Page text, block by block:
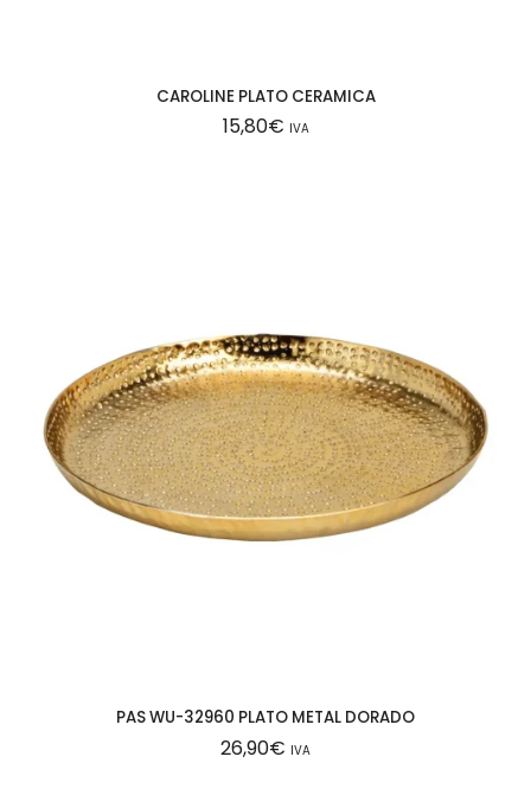
CAROLINE PLATO CERAMICA
15,80€ IVA
PAS WU-32960 PLATO METAL DORADO
26,90€ IVA